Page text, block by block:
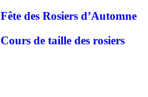
Fête des Rosiers d’Automne
Cours de taille des rosiers